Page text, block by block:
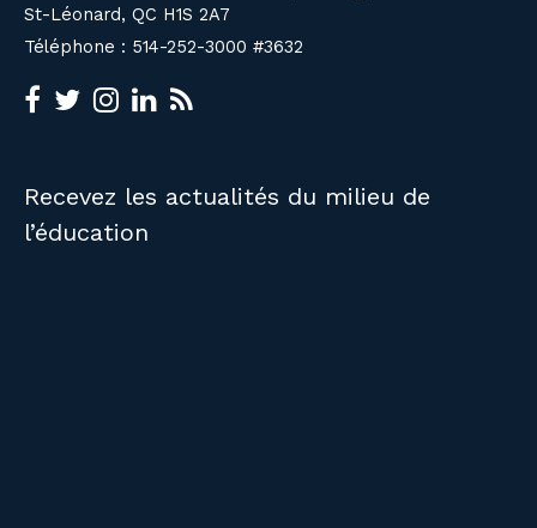
St-Léonard, QC H1S 2A7
Téléphone : 514-252-3000 #3632
Recevez les actualités du milieu de
l’éducation